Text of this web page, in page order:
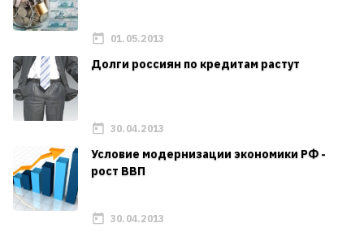
01.05.2013
Долги россиян по кредитам растут
30.04.2013
Условие модернизации экономики РФ -
рост ВВП
30.04.2013